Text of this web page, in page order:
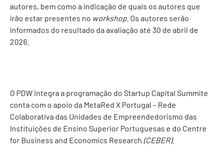
autores, bem como a indicação de quais os autores que
irão estar presentes no workshop . Os autores serão
informados do resultado da avaliação até 30 de abril de
2026.
O PDW integra a programação do Startup Capital Summite
conta com o apoio da MetaRed X Portugal – Rede
Colaborativa das Unidades de Empreendedorismo das
Instituições de Ensino Superior Portuguesas e do Centre
for Business and Economics Research (CEBER).